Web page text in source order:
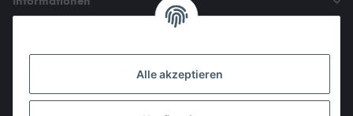
Alle akzeptieren